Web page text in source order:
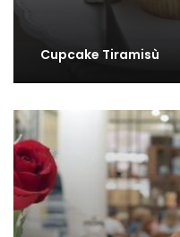
Cupcake Tiramisù